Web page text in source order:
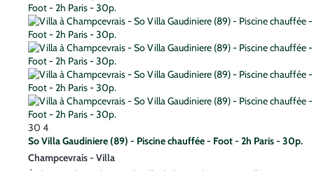
30 4
So Villa Gaudiniere (89) - Piscine chauffée - Foot - 2h Paris - 30p.
Champcevrais - Villa